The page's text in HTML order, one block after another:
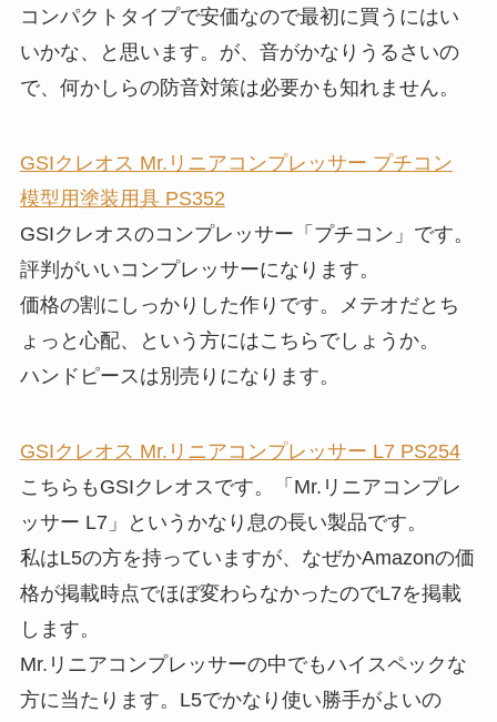
コンパクトタイプで安価なので最初に買うにはい
いかな、と思います。が、音がかなりうるさいの
で、何かしらの防音対策は必要かも知れません。
GSIクレオス Mr.リニアコンプレッサー プチコン
模型用塗装用具 PS352
GSIクレオスのコンプレッサー「プチコン」です。
評判がいいコンプレッサーになります。
価格の割にしっかりした作りです。メテオだとち
ょっと心配、という方にはこちらでしょうか。
ハンドピースは別売りになります。
GSIクレオス Mr.リニアコンプレッサー L7 PS254
こちらもGSIクレオスです。「Mr.リニアコンプレ
ッサー L7」というかなり息の長い製品です。
私はL5の方を持っていますが、なぜかAmazonの価
格が掲載時点でほぼ変わらなかったのでL7を掲載
します。
Mr.リニアコンプレッサーの中でもハイスペックな
方に当たります。L5でかなり使い勝手がよいの